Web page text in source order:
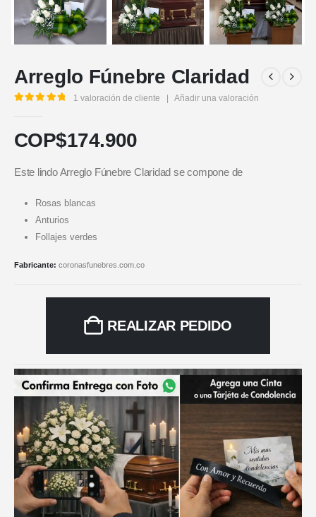
Arreglo Fúnebre Claridad
1 valoración de cliente Añadir una valoración
COP$174.900
Este lindo Arreglo Fúnebre Claridad se compone de
Rosas blancas
Anturios
Follajes verdes
Fabricante: coronasfunebres.com.co
REALIZAR PEDIDO